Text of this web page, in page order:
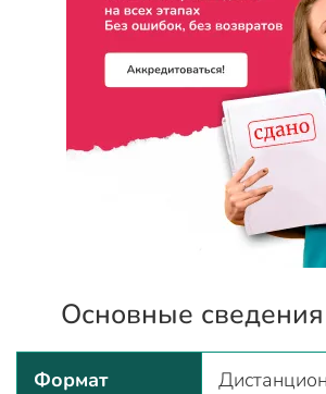
Основные
Формат